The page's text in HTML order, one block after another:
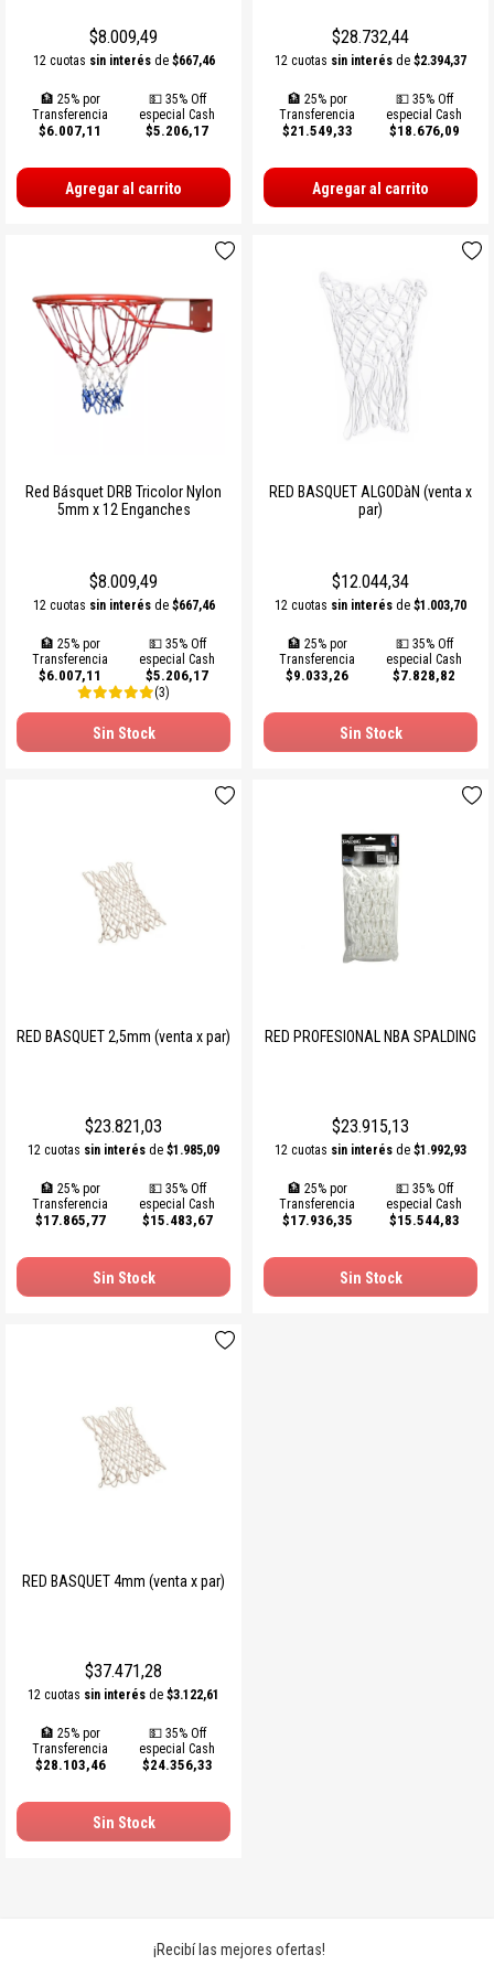
ACCESORIOS BOXEO
PERA Y CIELO Y TIERRA
RING DE BOXEO
COMBOS
Ver todos
PILATES Y YOGA
REHABILITACION
Ver todos
BOSU Y MINI BOSUS |
PESAS RUSAS
CALLERAS GUANTES Y
VOLEY
BOLSOS PORTA PELOTAS
BOLSOS Y MOCHILAS
PELOTAS COLEGIALES
RUGBY Y FUTBOL AMERICANO
INFLADORES Y SILBATOS
SOGAS Y OTROS
$8.009,49
12 cuotas sin interésde $667,46
🏦 25% por
Transferencia
$6.007,11
💵 35% Off
especial Cash
$5.206,17
Agregar al carrito
$28.732,44
12 cuotas sin interés de $2.394,37
🏦 25% por
Transferencia
$21.549,33
💵 35% Off
especial Cash
$18.676,09
Agregar al carrito
Red Básquet DRB Tricolor Nylon
5mm x 12 Enganches
$8.009,49
12 cuotas sin interésde $667,46
🏦 25% por
Transferencia
$6.007,11
💵 35% Off
especial Cash
$5.206,17
(3)
Sin Stock
RED BASQUET ALGODàN (venta x
par)
$12.044,34
12 cuotas sin interés de $1.003,70
🏦 25% por
Transferencia
$9.033,26
💵 35% Off
especial Cash
$7.828,82
Sin Stock
RED BASQUET 2,5mm (venta x par)
$23.821,03
12 cuotas sin interés de $1.985,09
🏦 25% por
Transferencia
$17.865,77
💵 35% Off
especial Cash
$15.483,67
Sin Stock
RED PROFESIONAL NBA SPALDING
$23.915,13
12 cuotas sin interés de $1.992,93
🏦 25% por
Transferencia
$17.936,35
💵 35% Off
especial Cash
$15.544,83
Sin Stock
RED BASQUET 4mm (venta x par)
$37.471,28
12 cuotas sin interés de $3.122,61
🏦 25% por
Transferencia
$28.103,46
💵 35% Off
especial Cash
$24.356,33
Sin Stock
¡Recibí las mejores ofertas!